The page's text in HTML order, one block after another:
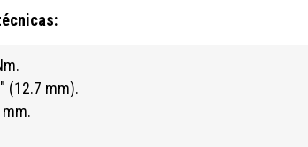
(12.7 mm).